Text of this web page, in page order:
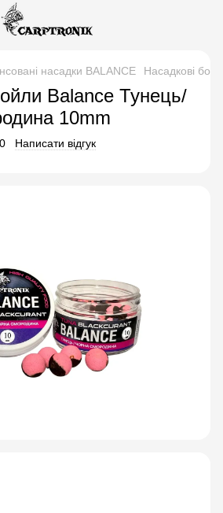
насадки BALANCE Насадкові
Balance Тунець/
10mm
Написати відгук